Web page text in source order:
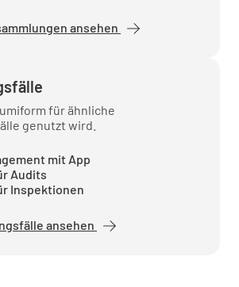
ansehen
für ähnliche
genutzt wird.
mit App
Audits
Inspektionen
ansehen